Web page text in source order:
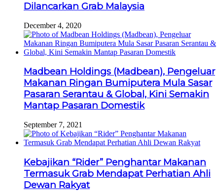
Dilancarkan Grab Malaysia
December 4, 2020
Madbean Holdings (Madbean), Pengeluar
Makanan Ringan Bumiputera Mula Sasar
Pasaran Serantau & Global, Kini Semakin
Mantap Pasaran Domestik
September 7, 2021
Kebajikan “Rider” Penghantar Makanan
Termasuk Grab Mendapat Perhatian Ahli
Dewan Rakyat